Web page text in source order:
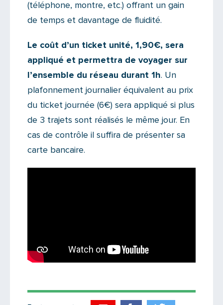
(téléphone, montre, etc.) offrant un gain
de temps et davantage de fluidité.
Le coût d’un ticket unité, 1,90€, sera
appliqué et permettra de voyager sur
l’ensemble du réseau durant 1h. Un
plafonnement journalier équivalent au prix
du ticket journée (6€) sera appliqué si plus
de 3 trajets sont réalisés le même jour. En
cas de contrôle il suffira de présenter sa
carte bancaire.